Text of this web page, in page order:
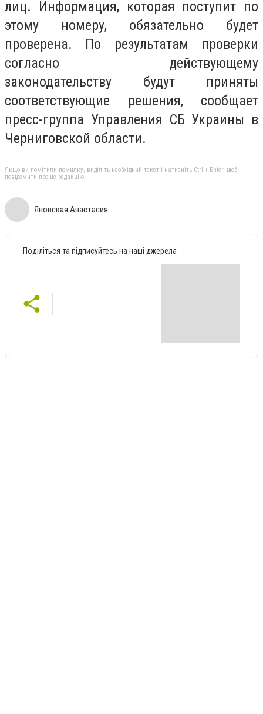
лиц. Информация, которая поступит по
этому номеру, обязательно будет
проверена. По результатам проверки
согласно действующему
законодательству будут приняты
соответствующие решения, сообщает
пресс-группа Управления СБ Украины в
Черниговской области.
Якщо ви помітили помилку, виділіть необхідний текст і натисніть Ctrl + Enter, щоб
повідомити про це редакцію
Яновская Анастасия
Поділіться та підписуйтесь на наші джерела